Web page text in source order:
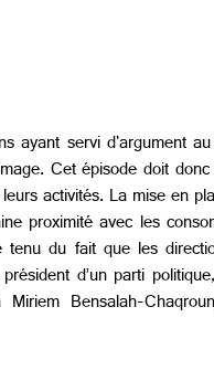
ayant servi d'argument
Cet épisode doit
activités. La mise en
proximité avec les
du fait que les
d’un parti
Bensalah-